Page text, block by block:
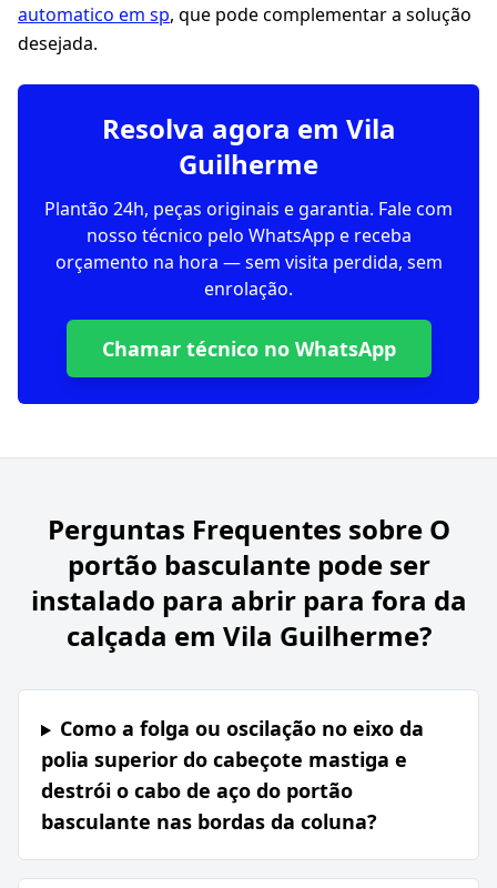
automatico em sp, que pode complementar a solução
desejada.
Resolva agora em Vila
Guilherme
Plantão 24h, peças originais e garantia. Fale com
nosso técnico pelo WhatsApp e receba
orçamento na hora — sem visita perdida, sem
enrolação.
Chamar técnico no WhatsApp
Perguntas Frequentes sobre O
portão basculante pode ser
instalado para abrir para fora da
calçada em Vila Guilherme?
Como a folga ou oscilação no eixo da
polia superior do cabeçote mastiga e
destrói o cabo de aço do portão
basculante nas bordas da coluna?